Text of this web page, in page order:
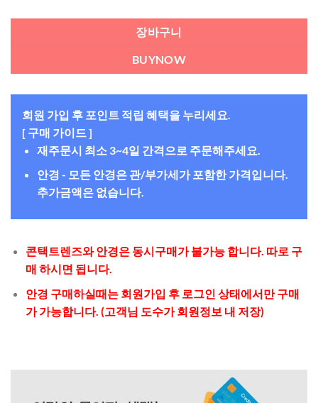
장바구니
BUYNOW
회원 가입 후 포인트 적립 혜택을 누리세요.
[ 구매 가이드 ]
재주문시 최소 3~4일 간격으로 주문해주세요.
안경 - 모든 안경은 관/부가세가 포함한 가격입니다.
추가금액은 없습니다.
콘택트렌즈와 안경은 동시구매가 불가능 합니다. 따로 구
매 하시면 됩니다.
안경 구매하실때는 회원가입 후 로그인 상태에서만 구매
가 가능합니다. (고객님 도수가 회원정보 내 저장)